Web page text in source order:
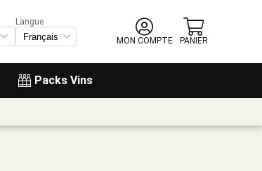
Packs Vins
Langue
MON COMPTE
PANIER